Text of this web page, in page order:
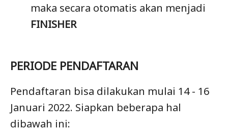
maka secara otomatis akan menjadi
FINISHER
PERIODE PENDAFTARAN
Pendaftaran bisa dilakukan mulai 14 - 16
Januari 2022. Siapkan beberapa hal
dibawah ini: